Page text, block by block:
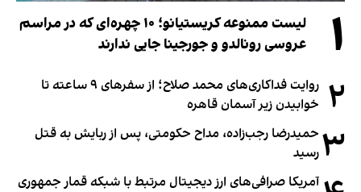
۱
لیست ممنوعه کریستیانو؛ ۱۰ چهره‌ای که در مراسم
عروسی رونالدو و جورجینا جایی ندارند
۲
روایت فداکاری‌های محمد صلاح؛ از سفرهای ۹ ساعته تا
خوابیدن زیر آسمان قاهره
۳ حمیدرضا رجب‌زاده، مداح حکومتی، پس از ربایش به قتل
رسید
آمریکا صرافی‌های ارز دیجیتال مرتبط با شبکه قمار جمهوری